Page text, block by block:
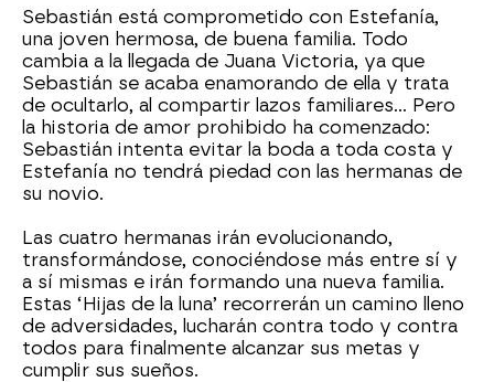
Sebastián está comprometido con Estefanía,
una joven hermosa, de buena familia. Todo
cambia a la llegada de Juana Victoria, ya que
Sebastián se acaba enamorando de ella y trata
de ocultarlo, al compartir lazos familiares… Pero
la historia de amor prohibido ha comenzado:
Sebastián intenta evitar la boda a toda costa y
Estefanía no tendrá piedad con las hermanas de
su novio.
Las cuatro hermanas irán evolucionando,
transformándose, conociéndose más entre sí y
a sí mismas e irán formando una nueva familia.
Estas ‘Hijas de la luna’ recorrerán un camino lleno
de adversidades, lucharán contra todo y contra
todos para finalmente alcanzar sus metas y
cumplir sus sueños.